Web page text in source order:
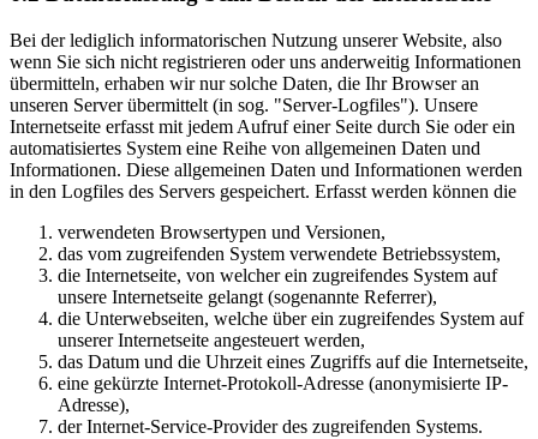
Bei der lediglich informatorischen Nutzung unserer Website, also
wenn Sie sich nicht registrieren oder uns anderweitig Informationen
übermitteln, erhaben wir nur solche Daten, die Ihr Browser an
unseren Server übermittelt (in sog. "Server-Logfiles"). Unsere
Internetseite erfasst mit jedem Aufruf einer Seite durch Sie oder ein
automatisiertes System eine Reihe von allgemeinen Daten und
Informationen. Diese allgemeinen Daten und Informationen werden
in den Logfiles des Servers gespeichert. Erfasst werden können die
verwendeten Browsertypen und Versionen,
das vom zugreifenden System verwendete Betriebssystem,
die Internetseite, von welcher ein zugreifendes System auf
unsere Internetseite gelangt (sogenannte Referrer),
die Unterwebseiten, welche über ein zugreifendes System auf
unserer Internetseite angesteuert werden,
das Datum und die Uhrzeit eines Zugriffs auf die Internetseite,
eine gekürzte Internet-Protokoll-Adresse (anonymisierte IP-
Adresse),
der Internet-Service-Provider des zugreifenden Systems.